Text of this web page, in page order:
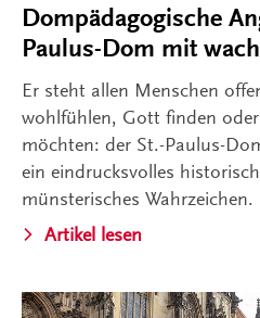
Dompädagogische
Paulus-Dom mit
Er steht allen Menschen
wohlfühlen, Gott finden
möchten: der St.-Paulus-
ein eindrucksvolles
münsterisches Wahrzeichen.
Artikel lesen